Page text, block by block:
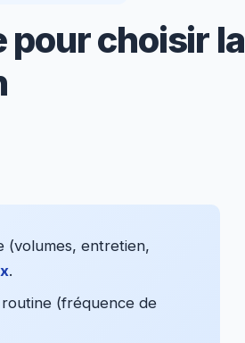
pour choisir la
(volumes, entretien,
.
(fréquence de